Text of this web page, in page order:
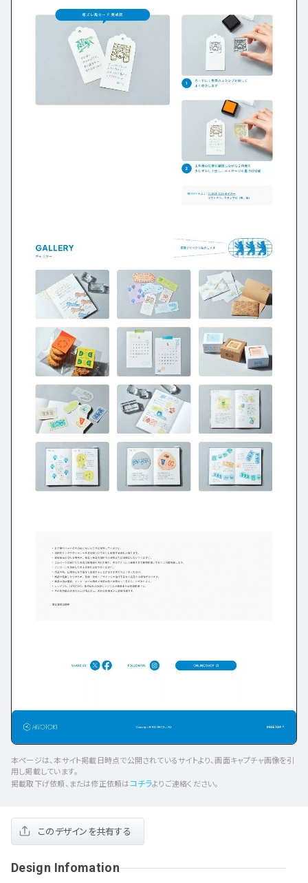
本ページは、本サイト掲載日時点で公開されているサイトより、画面キャプチャ画像を引
用し掲載しています。
掲載取下げ依頼、または修正依頼はコチラよりご連絡ください。
このデザインを共有する
Design Infomation